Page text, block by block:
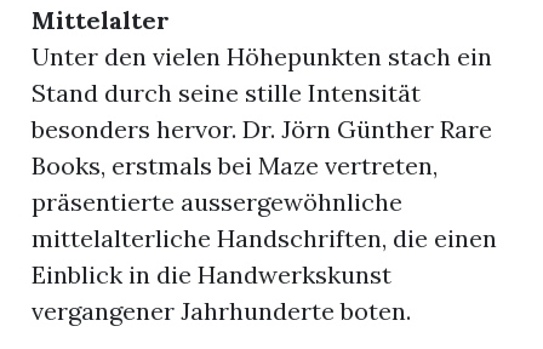
Mittelalter
Unter den vielen Höhepunkten stach ein
Stand durch seine stille Intensität
besonders hervor. Dr. Jörn Günther Rare
Books, erstmals bei Maze vertreten,
präsentierte aussergewöhnliche
mittelalterliche Handschriften, die einen
Einblick in die Handwerkskunst
vergangener Jahrhunderte boten.